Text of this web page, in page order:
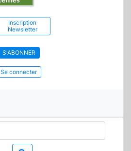
Inscription
Newsletter
S'ABONNER
Se connecter